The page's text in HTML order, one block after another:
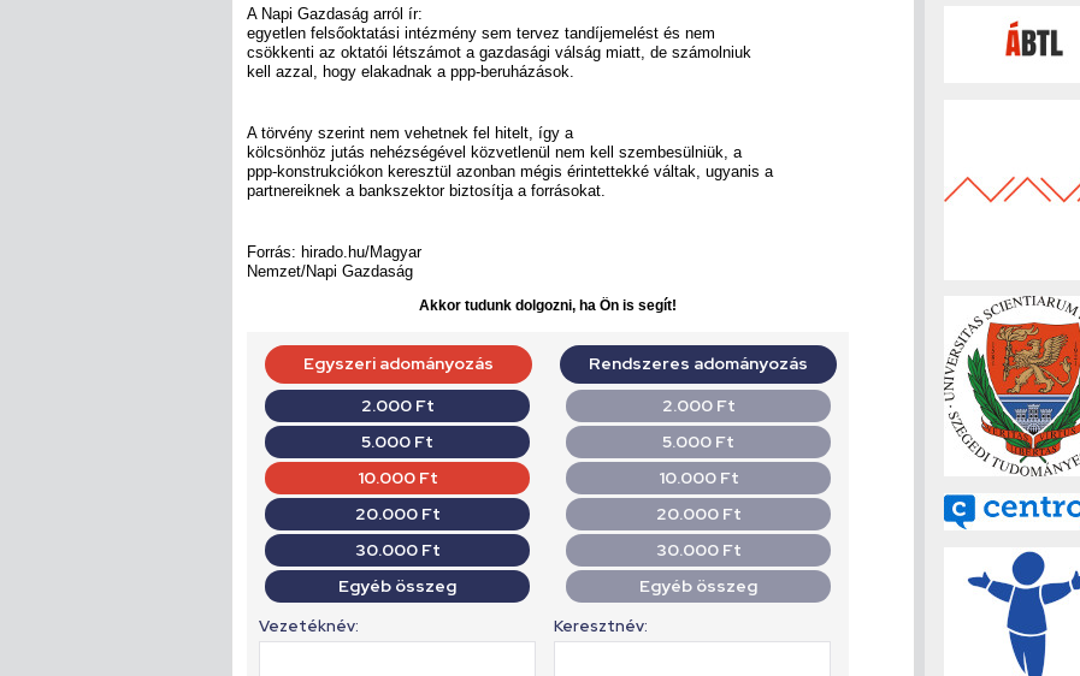
A Napi Gazdaság arról ír:
egyetlen felsőoktatási intézmény sem tervez tandíjemelést és nem
csökkenti az oktatói létszámot a gazdasági válság miatt, de számolniuk
kell azzal, hogy elakadnak a ppp-beruházások.
A törvény szerint nem vehetnek fel hitelt, így a
kölcsönhöz jutás nehézségével közvetlenül nem kell szembesülniük, a
ppp-konstrukciókon keresztül azonban mégis érintettekké váltak, ugyanis a
partnereiknek a bankszektor biztosítja a forrásokat.
Forrás: hirado.hu/Magyar
Nemzet/Napi Gazdaság
Akkor tudunk dolgozni, ha Ön is segít!